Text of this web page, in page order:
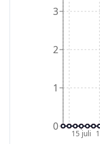
15 juli
0
1
2
3